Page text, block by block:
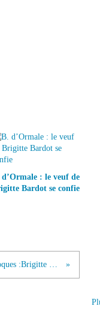
d’Ormale : le veuf de
Bardot se confie
Phoques :Brigitte Bardot s’en mêle…